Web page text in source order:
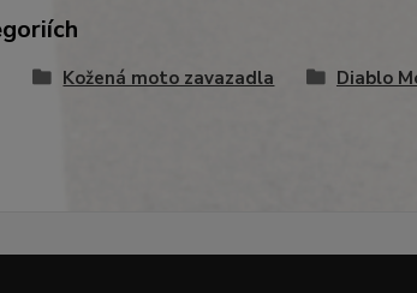
Kožená moto zavazadla Diablo